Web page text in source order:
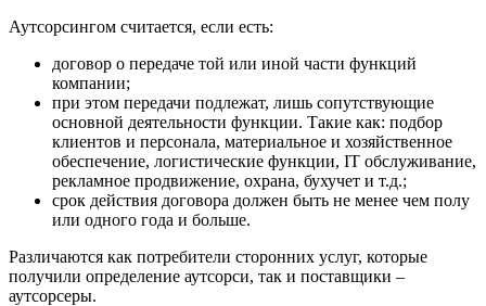
Аутсорсингом считается, если есть:
договор о передаче той или иной части функций
компании;
при этом передачи подлежат, лишь сопутствующие
основной деятельности функции. Такие как: подбор
клиентов и персонала, материальное и хозяйственное
обеспечение, логистические функции, IT обслуживание,
рекламное продвижение, охрана, бухучет и т.д.;
срок действия договора должен быть не менее чем полу
или одного года и больше.
Различаются как потребители сторонних услуг, которые
получили определение аутсорси, так и поставщики –
аутсорсеры.